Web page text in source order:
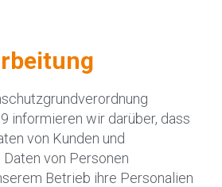
informieren wir darüber, dass
von Kunden und
von Personen
Betrieb ihre Personalien